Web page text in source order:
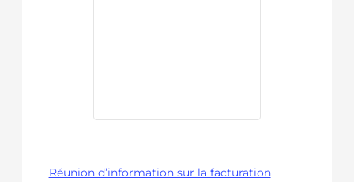
Réunion d’information sur la facturation